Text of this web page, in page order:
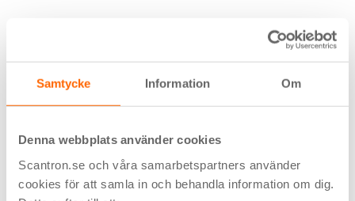
Samtycke Information Om
Denna webbplats använder cookies
Scantron.se och våra samarbetspartners använder
cookies för att samla in och behandla information om dig.
bostadsrättsföreningens postboxar. Med
snabbare och enklare tilgång. MultiApp® är en digital
boende-app som passar bostadsrättsföreningar som vill gå